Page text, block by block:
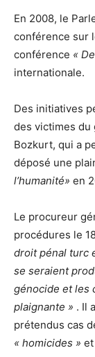
En 2008, le
conférence sur
conférence «
internationale.
Des initiatives
des victimes du
Bozkurt, qui a
déposé une
l’humanité» en
Le procureur
procédures le
droit pénal turc
se seraient
génocide et les
plaignante » . Il
prétendus cas
« homicides »